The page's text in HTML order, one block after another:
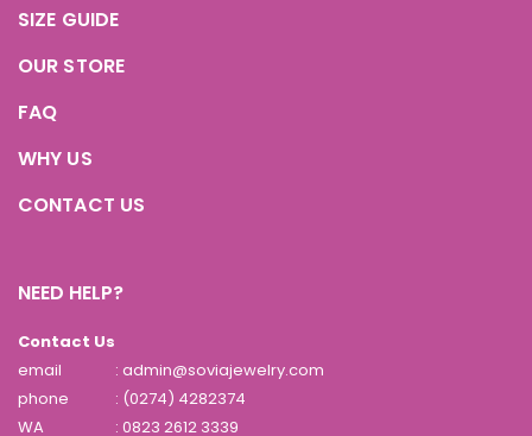
SIZE GUIDE
OUR STORE
FAQ
WHY US
CONTACT US
NEED HELP?
Contact Us
email
: admin@soviajewelry.com
phone
: (0274) 4282374
WA
: 0823 2612 3339